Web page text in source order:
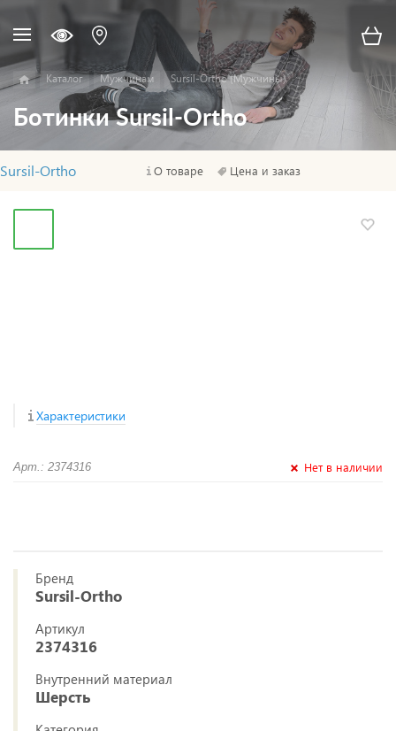
Каталог Мужчинам Sursil-Ortho (Мужчины)
Ботинки Sursil-Ortho
Sursil-Ortho О товаре Цена и заказ
Характеристики
Арт.: 2374316 Нет в наличии
Бренд
Sursil-Ortho
Артикул
2374316
Внутренний материал
Шерсть